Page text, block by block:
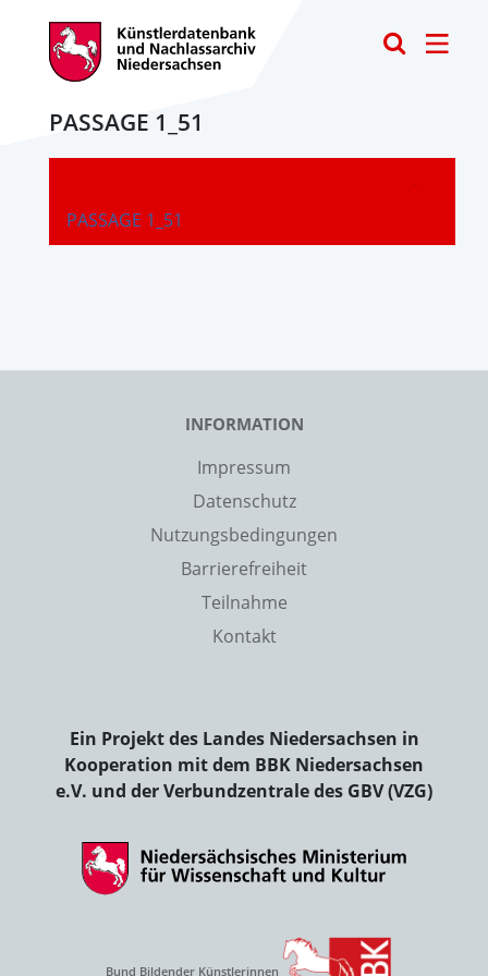
PASSAGE 1_51
PASSAGE 1_51
-
INFORMATION
Impressum
Datenschutz
Nutzungsbedingungen
Barrierefreiheit
Teilnahme
Kontakt
Ein Projekt des Landes Niedersachsen in
Kooperation mit dem BBK Niedersachsen
e.V. und der Verbundzentrale des GBV (VZG)
Bund Bildender Künstlerinnen